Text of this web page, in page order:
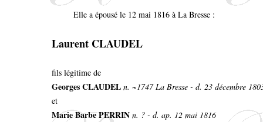
Elle a épousé le 12 mai 1816 à La Bresse :
Laurent CLAUDEL
fils légitime de
Georges CLAUDEL n. ~1747 La Bresse - d. 23 décembre
et
Marie Barbe PERRIN n. ? - d. ap. 12 mai 1816